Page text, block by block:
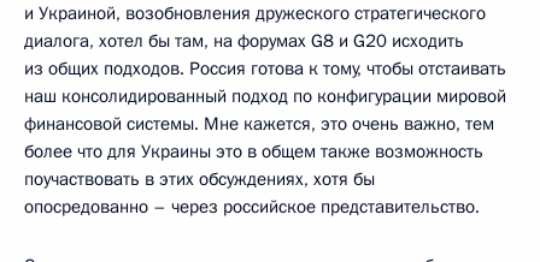
и Украиной, возобновления дружеского стратегического
диалога, хотел бы там, на форумах G8 и G20 исходить
из общих подходов. Россия готова к тому, чтобы отстаивать
наш консолидированный подход по конфигурации мировой
финансовой системы. Мне кажется, это очень важно, тем
более что для Украины это в общем также возможность
поучаствовать в этих обсуждениях, хотя бы
опосредованно – через российское представительство.